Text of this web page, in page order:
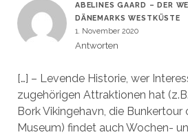
ABELINES GAARD – DER
DÄNEMARKS WESTKÜSTE
1. November 2020
Antworten
[…] – Levende Historie, wer
zugehörigen Attraktionen hat
Bork Vikingehavn, die
Museum) findet auch Wochen-